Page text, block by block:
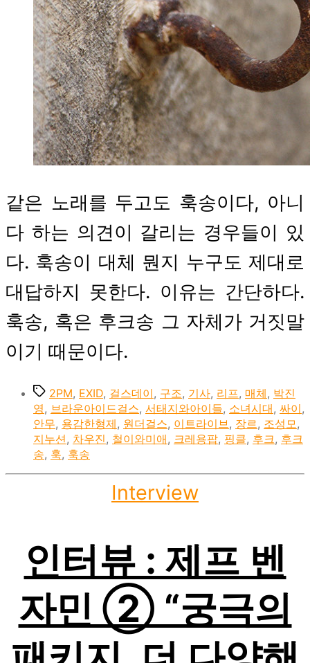
같은 노래를 두고도 훅송이다, 아니
다 하는 의견이 갈리는 경우들이 있
다. 훅송이 대체 뭔지 누구도 제대로
대답하지 못한다. 이유는 간단하다.
훅송, 혹은 후크송 그 자체가 거짓말
이기 때문이다.
Tags2PM, EXID, 걸스데이 , 구조, 기사, 리프 , 매체 , 박진
영 , 브라운아이드걸스, 서태지와아이들, 소녀시대 , 싸이 ,
안무, 용감한형제 , 원더걸스, 이트라이브 , 장르 , 조성모 ,
지누션 , 차우진 , 철이와미애 , 크레용팝, 핑클, 후크 , 후크
송, 훅, 훅송
Categories
Interview
인터뷰 : 제프 벤
자민 ② “궁극의